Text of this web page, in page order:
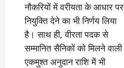
नौकरियों में वरीयता के आधार पर
नियुक्ति देने का भी निर्णय लिया
है। साथ ही, वीरता पदक से
सम्मानित सैनिकों को मिलने वाली
एकमुश्त अनुदान राशि में भी